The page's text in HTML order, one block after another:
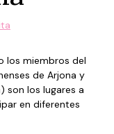
los miembros del
de Arjona y
son los lugares a
en diferentes